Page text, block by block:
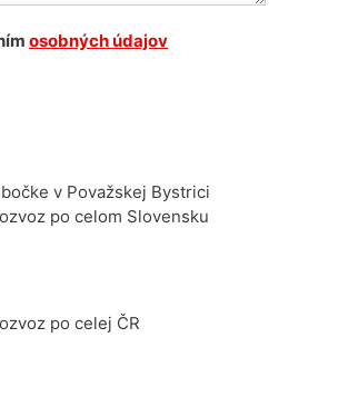
osobných údajov
v Považskej Bystrici
po celom Slovensku
po celej ČR